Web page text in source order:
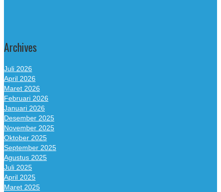
Archives
Juli 2026
April 2026
Maret 2026
Februari 2026
Januari 2026
Desember 2025
November 2025
Oktober 2025
September 2025
Agustus 2025
Juli 2025
April 2025
Maret 2025